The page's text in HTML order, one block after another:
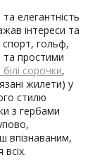
елегантність
інтереси та
спорт, гольф,
простими
білі сорочки,
жилети) у
стилю
з гербами
впізнаваним,